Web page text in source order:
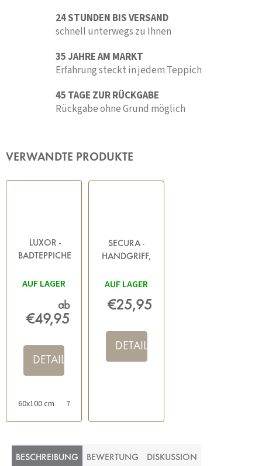
24 STUNDEN BIS VERSAND
schnell unterwegs zu Ihnen
35 JAHRE AM MARKT
Erfahrung steckt in jedem Teppich
45 TAGE ZUR RÜCKGABE
Rückgabe ohne Grund möglich
VERWANDTE PRODUKTE
LUXOR -
BADTEPPICHE
AUF LAGER
ab
€49,95
DETAIL
60x100 cm 70x120 cm
SECURA -
HANDGRIFF,
AUF LAGER
€25,95
DETAIL
BESCHREIBUNG BEWERTUNG DISKUSSION